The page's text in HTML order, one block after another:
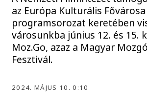
az Európa Kulturális Fővárosa
programsorozat keretében
városunkba június 12. és 15.
Moz.Go, azaz a Magyar
Fesztivál.
2024. MÁJUS 10. 0:10